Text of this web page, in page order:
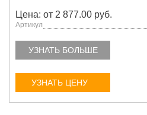
Цена: от 2 877.00 руб.
Артикул
УЗНАТЬ БОЛЬШЕ
УЗНАТЬ ЦЕНУ